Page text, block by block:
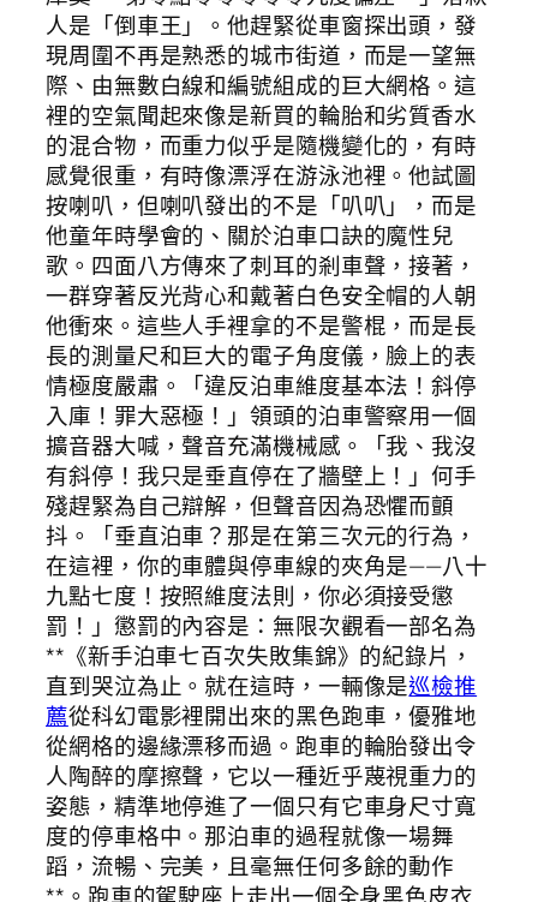
人是「倒車王」。他趕緊從車窗探出頭，發
現周圍不再是熟悉的城市街道，而是一望無
際、由無數白線和編號組成的巨大網格。這
裡的空氣聞起來像是新買的輪胎和劣質香水
的混合物，而重力似乎是隨機變化的，有時
感覺很重，有時像漂浮在游泳池裡。他試圖
按喇叭，但喇叭發出的不是「叭叭」，而是
他童年時學會的、關於泊車口訣的魔性兒
歌。四面八方傳來了刺耳的剎車聲，接著，
一群穿著反光背心和戴著白色安全帽的人朝
他衝來。這些人手裡拿的不是警棍，而是長
長的測量尺和巨大的電子角度儀，臉上的表
情極度嚴肅。「違反泊車維度基本法！斜停
入庫！罪大惡極！」領頭的泊車警察用一個
擴音器大喊，聲音充滿機械感。「我、我沒
有斜停！我只是垂直停在了牆壁上！」何手
殘趕緊為自己辯解，但聲音因為恐懼而顫
抖。「垂直泊車？那是在第三次元的行為，
在這裡，你的車體與停車線的夾角是——八十
九點七度！按照維度法則，你必須接受懲
罰！」懲罰的內容是：無限次觀看一部名為
**《新手泊車七百次失敗集錦》的紀錄片，
直到哭泣為止。就在這時，一輛像是巡檢推
薦從科幻電影裡開出來的黑色跑車，優雅地
從網格的邊緣漂移而過。跑車的輪胎發出令
人陶醉的摩擦聲，它以一種近乎蔑視重力的
姿態，精準地停進了一個只有它車身尺寸寬
度的停車格中。那泊車的過程就像一場舞
蹈，流暢、完美，且毫無任何多餘的動作